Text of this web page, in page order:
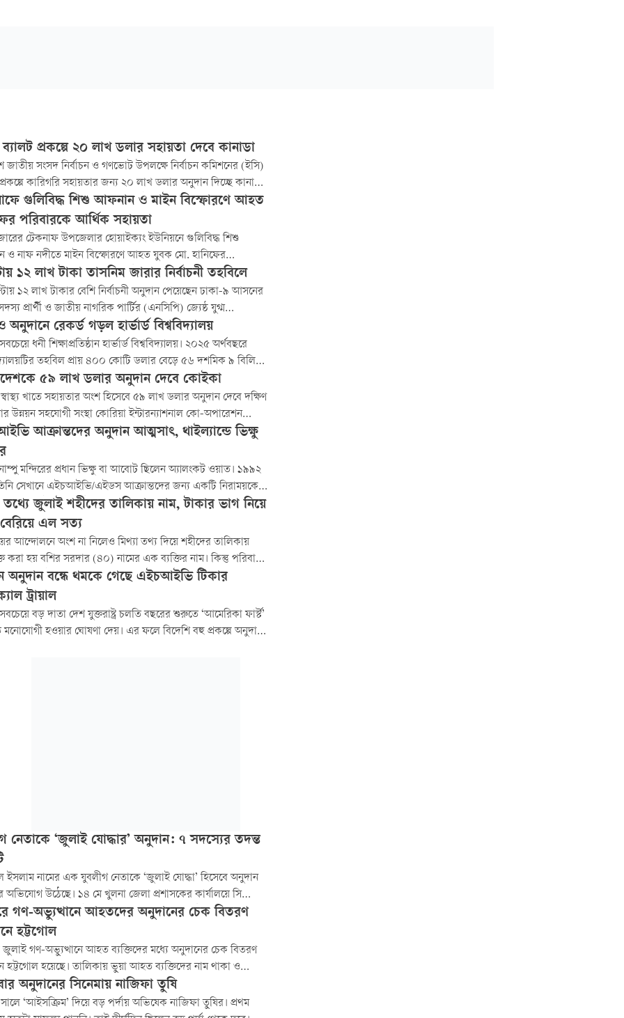
প্রকল্পে ২০ লাখ ডলার সহায়তা দেবে কানাডা
জাতীয় সংসদ নির্বাচন ও গণভোট উপলক্ষে নির্বাচন কমিশনের (ইসি)
কারিগরি সহায়তার জন্য ২০ লাখ ডলার অনুদান দিচ্ছে কানাডা।
আগারগাঁওয়ের নির্বাচন ভবনে ইসির সঙ্গে চুক্তি স্বাক্ষর করেছেন
নিযুক্ত কানাডিয়ান হাইকমিশনার অজিত সিং।
গুলিবিদ্ধ শিশু আফনান ও মাইন বিস্ফোরণে আহত
পরিবারকে আর্থিক সহায়তা
টেকনাফ উপজেলার হোয়াইক্যং ইউনিয়নে গুলিবিদ্ধ শিশু
ও নাফ নদীতে মাইন বিস্ফোরণে আহত যুবক মো. হানিফের
আর্থিক সহায়তা প্রদান করেছে উপজেলা প্রশাসন। পাশাপাশি জেলা
পক্ষ থেকেও আরও কিছু অনুদান দেওয়ার কথা জানানো হয়েছে।
১২ লাখ টাকা তাসনিম জারার নির্বাচনী তহবিলে
১২ লাখ টাকার বেশি নির্বাচনী অনুদান পেয়েছেন ঢাকা-৯ আসনের
প্রার্থী ও জাতীয় নাগরিক পার্টির (এনসিপি) জ্যেষ্ঠ যুগ্ম
ডা. তাসনিম জারা। আজ মঙ্গলবার ভোরে সামাজিক যোগাযোগ
নিজের ভেরিফায়েড পেজে তিনি এ কথা জানান।
রেকর্ড গড়ল হার্ভার্ড বিশ্ববিদ্যালয়
ধনী শিক্ষাপ্রতিষ্ঠান হার্ভার্ড বিশ্ববিদ্যালয়। ২০২৫ অর্থবছরে
তহবিল প্রায় ৪০০ কোটি ডলার বেড়ে ৫৬ দশমিক ৯ বিলিয়ন
বার্তা সংস্থা রয়টার্সের প্রতিবেদনে বলা হয়েছে, ট্রাম্প
গবেষণা তহবিল কমানোর চাপের মধ্যেও বিপুল পরিমাণ বিনিয়োগ
৫৯ লাখ ডলার অনুদান দেবে কোইকা
খাতে সহায়তার অংশ হিসেবে ৫৯ লাখ ডলার অনুদান দেবে দক্ষিণ
উন্নয়ন সহযোগী সংস্থা কোরিয়া ইন্টারন্যাশনাল কো-অপারেশন
(কোইকা)। এ লক্ষ্যে আজ রোববার অর্থনৈতিক সম্পর্ক বিভাগ
ও কোইকার মধ্যে ‘ন্যাশনাল ইনস্টিটিউট অব অ্যাডভান্সড নার্সিং
অ্যান্ড রিসার্চ (এনআইএএনইআর)
আক্রান্তদের অনুদান আত্মসাৎ, থাইল্যান্ডে ভিক্ষু
মন্দিরের প্রধান ভিক্ষু বা আবোট ছিলেন অ্যালংকট ওয়াত। ১৯৯২
সেখানে এইচআইভি/এইডস আক্রান্তদের জন্য একটি নিরাময়কেন্দ্র
এবং এই মানবিক উদ্যোগের কারণে তিনি ব্যাপক পরিচিতি পান।
অন্যান্য রোগীকেও আশ্রয় দেওয়া হয়, পাশাপাশি রোগীদের
জন্য শিক্ষার ব্যবস্থাও করা
তথ্যে জুলাই শহীদের তালিকায় নাম, টাকার ভাগ নিয়ে
বেরিয়ে এল সত্য
আন্দোলনে অংশ না নিলেও মিথ্যা তথ্য দিয়ে শহীদের তালিকায়
করা হয় বশির সরদার (৪০) নামের এক ব্যক্তির নাম। কিন্তু পরিবারে
অনুদানের টাকা নিয়ে দ্বন্দ্ব সৃষ্টি হলে প্রকাশ্যে এলো মূল তথ্য। পরে
শহীদের তালিকা থেকে বাদ দেওয়া হয়েছে। ঘটনাটি ঘটেছে
অনুদান বন্ধে থমকে গেছে এইচআইভি টিকার
ট্রায়াল
সবচেয়ে বড় দাতা দেশ যুক্তরাষ্ট্র চলতি বছরের শুরুতে ‘আমেরিকা ফার্স্ট’
মনোযোগী হওয়ার ঘোষণা দেয়। এর ফলে বিদেশি বহু প্রকল্পে অনুদান
নেতাকে ‘জুলাই যোদ্ধার’ অনুদান: ৭ সদস্যের তদন্ত
ইসলাম নামের এক যুবলীগ নেতাকে ‘জুলাই যোদ্ধা’ হিসেবে অনুদান
অভিযোগ উঠেছে। ১৪ মে খুলনা জেলা প্রশাসকের কার্যালয়ে সি
তাঁকে এক লাখ টাকার চেক দেওয়া হয়। তিনি উপজেলার মধুপুর
যুবলীগের সাবেক সাধারণ সম্পাদক।
গণ-অভ্যুত্থানে আহতদের অনুদানের চেক বিতরণ
হট্টগোল
গণ-অভ্যুত্থানে আহত ব্যক্তিদের মধ্যে অনুদানের চেক বিতরণ
হট্টগোল হয়েছে। তালিকায় ভুয়া আহত ব্যক্তিদের নাম থাকা ও
অভিযোগ তুলে বৈষম্যবিরোধী ছাত্র আন্দোলনের নেতারা আপত্তি
এ নিয়ে হট্টগোল বাধে।
অনুদানের সিনেমায় নাজিফা তুষি
‘আইসক্রিম’ দিয়ে বড় পর্দায় অভিষেক নাজিফা তুষির। প্রথম